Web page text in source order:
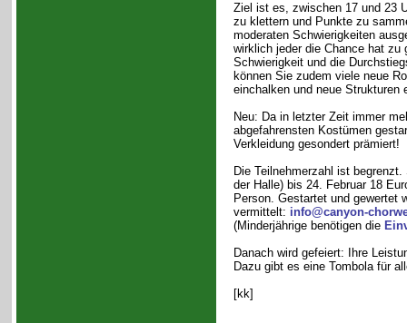
Ziel ist es, zwischen 17 und 23
zu klettern und Punkte zu
moderaten Schwierigkeiten
wirklich jeder die Chance hat zu
Schwierigkeit und die
können Sie zudem viele neue
einchalken und neue Strukturen
Neu: Da in letzter Zeit immer
abgefahrensten Kostümen
Verkleidung gesondert prämiert!
Die Teilnehmerzahl ist
der Halle) bis 24. Februar 18
Person. Gestartet und gewertet
vermittelt: info@canyon-
(Minderjährige benötigen die
Danach wird gefeiert: Ihre
Dazu gibt es eine Tombola für
[kk]